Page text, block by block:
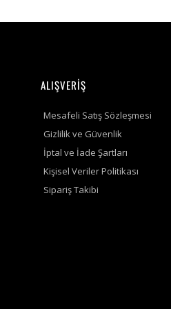
ALIŞVERİŞ
Mesafeli Satış Sözleşmesi
Gizlilik ve Güvenlik
İptal ve İade Şartları
Kişisel Veriler Politikası
Sipariş Takibi